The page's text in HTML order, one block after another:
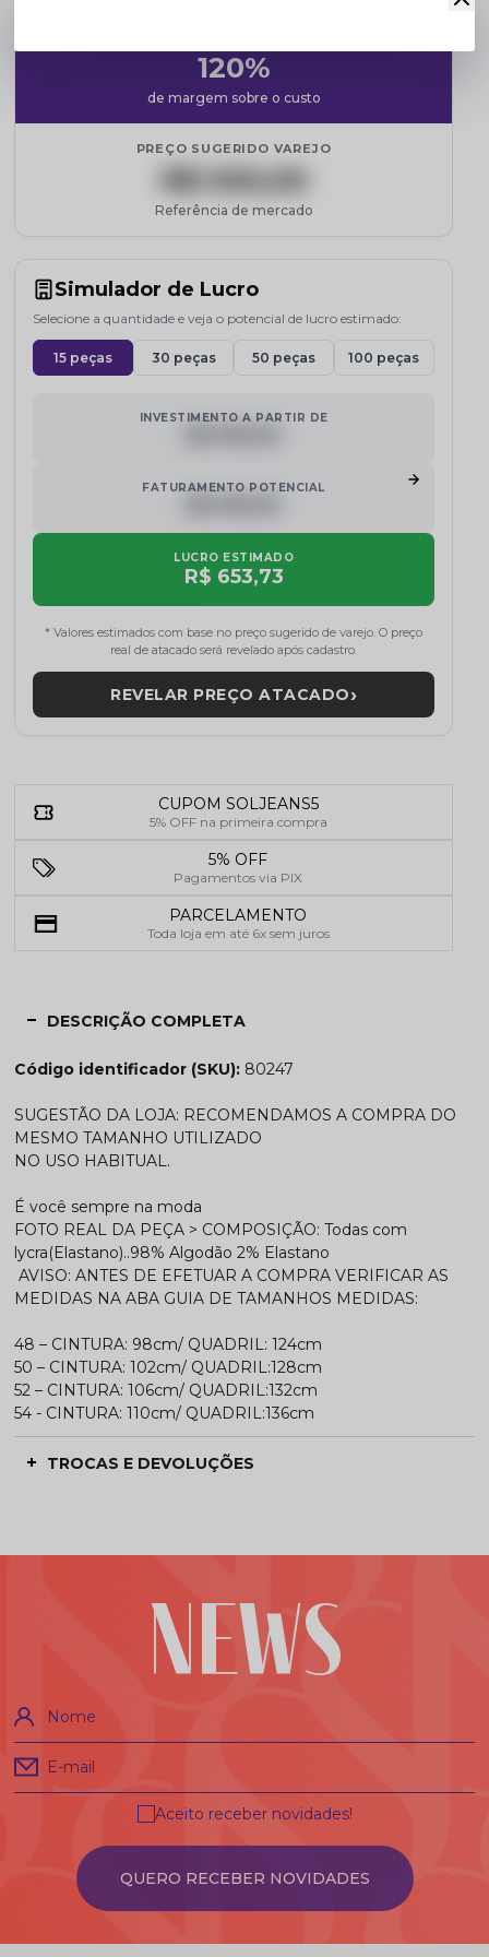
120%
de margem sobre o custo
PREÇO SUGERIDO VAREJO
R$ 000,00
Referência de mercado
Simulador de Lucro
Selecione a quantidade e veja o potencial de lucro estimado:
15 peças 30 peças 50 peças 100 peças
INVESTIMENTO A PARTIR DE
FATURAMENTO POTENCIAL
LUCRO ESTIMADO
R$ 653,73
* Valores estimados com base no preço sugerido de varejo. O preço
real de atacado será revelado após cadastro.
REVELAR PREÇO ATACADO›
CUPOM SOLJEANS5
5% OFF na primeira compra
5% OFF
Pagamentos via PIX
PARCELAMENTO
Toda loja em até 6x sem juros
DESCRIÇÃO COMPLETA
Código identificador (SKU): 80247
SUGESTÃO DA LOJA: RECOMENDAMOS A COMPRA DO
MESMO TAMANHO UTILIZADO
NO USO HABITUAL.
É você sempre na moda
FOTO REAL DA PEÇA > COMPOSIÇÃO: Todas com
lycra(Elastano)..98% Algodão 2% Elastano
AVISO: ANTES DE EFETUAR A COMPRA VERIFICAR AS
MEDIDAS NA ABA GUIA DE TAMANHOS MEDIDAS:
48 – CINTURA: 98cm/ QUADRIL: 124cm
50 – CINTURA: 102cm/ QUADRIL:128cm
52 – CINTURA: 106cm/ QUADRIL:132cm
54 - CINTURA: 110cm/ QUADRIL:136cm
TROCAS E DEVOLUÇÕES
NEWS
Nome
E-mail
QUERO RECEBER NOVIDADES
Aceito receber novidades!